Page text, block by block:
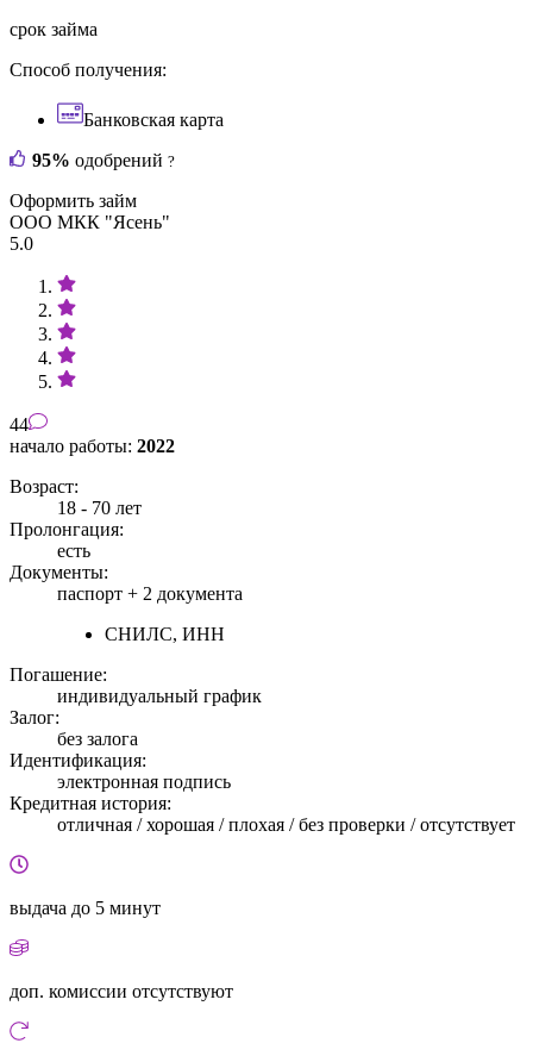
срок займа
Способ получения:
Банковская карта
95% одобрений ?
Оформить займ
ООО МКК "Ясень"
5.0
44
начало работы: 2022
Возраст:
18 - 70 лет
Пролонгация:
есть
Документы:
паспорт + 2 документа
СНИЛС, ИНН
Погашение:
индивидуальный график
Залог:
без залога
Идентификация:
электронная подпись
Кредитная история:
отличная / хорошая / плохая / без проверки / отсутствует
выдача до 5 минут
доп. комиссии отсутствуют